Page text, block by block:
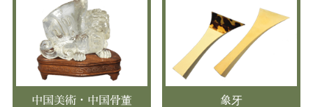
中国美術・中国骨董 象牙